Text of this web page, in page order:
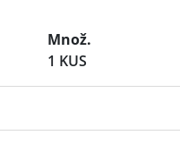
Množ.
1 KUS